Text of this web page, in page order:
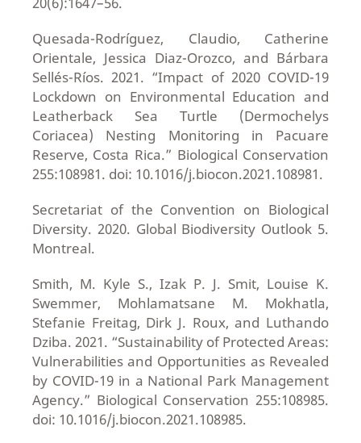
Quesada-Rodríguez, Claudio, Catherine
Orientale, Jessica Diaz-Orozco, and Bárbara
Sellés-Ríos. 2021. “Impact of 2020 COVID-19
Lockdown on Environmental Education and
Leatherback Sea Turtle (Dermochelys
Coriacea) Nesting Monitoring in Pacuare
Reserve, Costa Rica.” Biological Conservation
255:108981. doi: 10.1016/j.biocon.2021.108981.
Secretariat of the Convention on Biological
Diversity. 2020. Global Biodiversity Outlook 5.
Montreal.
Smith, M. Kyle S., Izak P. J. Smit, Louise K.
Swemmer, Mohlamatsane M. Mokhatla,
Stefanie Freitag, Dirk J. Roux, and Luthando
Dziba. 2021. “Sustainability of Protected Areas:
Vulnerabilities and Opportunities as Revealed
by COVID-19 in a National Park Management
Agency.” Biological Conservation 255:108985.
doi: 10.1016/j.biocon.2021.108985.